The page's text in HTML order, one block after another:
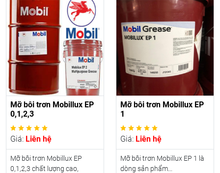
Mỡ bôi trơn Mobillux EP
0,1,2,3
Giá: Liên hệ
Mỡ bôi trơn Mobillux EP
0,1,2,3 chất lượng cao,
Mỡ bôi trơn Mobillux EP
1
Giá: Liên hệ
Mỡ bôi trơn Mobillux EP 1 là
dòng sản phẩm...